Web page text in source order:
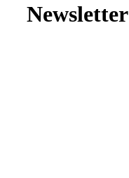
Newsletter